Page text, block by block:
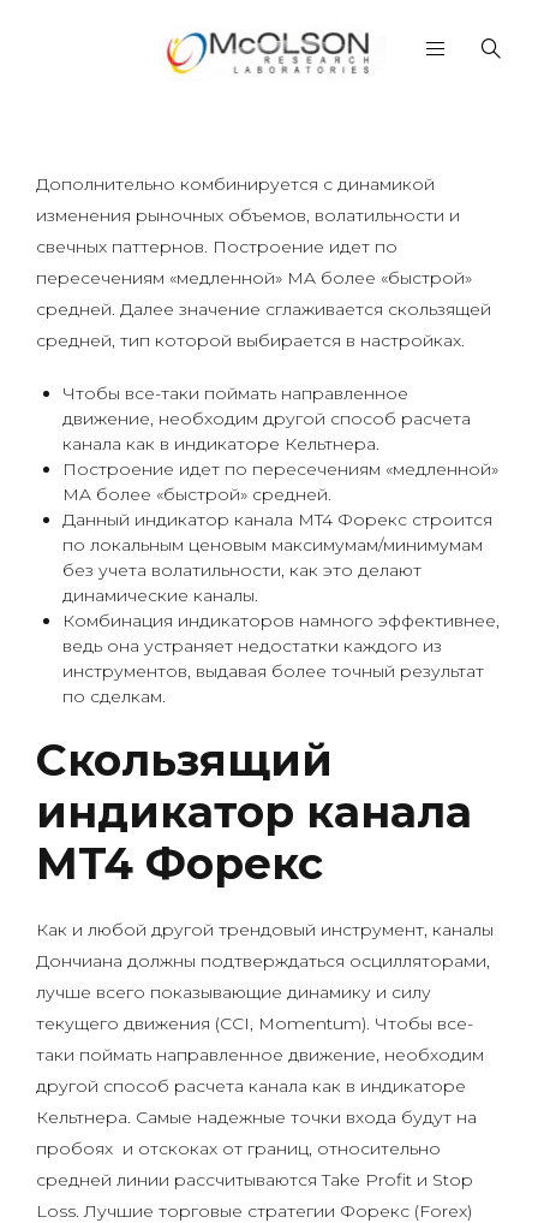
Дополнительно комбинируется с динамикой
изменения рыночных объемов, волатильности и
свечных паттернов. Построение идет по
пересечениям «медленной» MA более «быстрой»
средней. Далее значение сглаживается скользящей
средней, тип которой выбирается в настройках.
Чтобы все-таки поймать направленное
движение, необходим другой способ расчета
канала как в индикаторе Кельтнера.
Построение идет по пересечениям «медленной»
MA более «быстрой» средней.
Данный индикатор канала MT4 Форекс строится
по локальным ценовым максимумам/минимумам
без учета волатильности, как это делают
динамические каналы.
Комбинация индикаторов намного эффективнее,
ведь она устраняет недостатки каждого из
инструментов, выдавая более точный результат
по сделкам.
Скользящий
индикатор канала
MT4 Форекс
Как и любой другой трендовый инструмент, каналы
Дончиана должны подтверждаться осцилляторами,
лучше всего показывающие динамику и силу
текущего движения (CCI, Momentum). Чтобы все-
таки поймать направленное движение, необходим
другой способ расчета канала как в индикаторе
Кельтнера. Самые надежные точки входа будут на
пробоях и отскоках от границ, относительно
средней линии рассчитываются Take Profit и Stop
Loss. Лучшие торговые стратегии Форекс (Forex)